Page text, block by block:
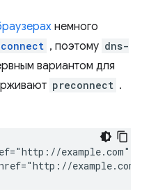
немного
, поэтому dns-
вариантом для
preconnect .
example.com">